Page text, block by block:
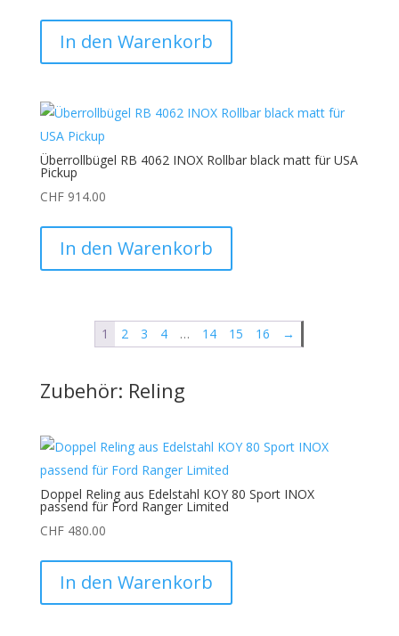
In den Warenkorb
Überrollbügel RB 4062 INOX Rollbar black matt für USA
Pickup
CHF914.00
In den Warenkorb
1 2 3 4 … 14 15 16 →
Zubehör: Reling
Doppel Reling aus Edelstahl KOY 80 Sport INOX
passend für Ford Ranger Limited
CHF480.00
In den Warenkorb